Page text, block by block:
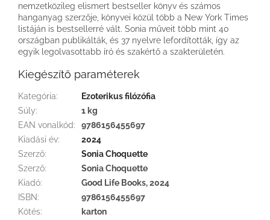
nemzetközileg elismert bestseller könyv és számos
hanganyag szerzője, könyvei közül több a New York Times
listáján is bestsellerré vált. Sonia műveit több mint 40
országban publikálták, és 37 nyelvre lefordították, így az
egyik legolvasottabb író és szakértő a szakterületén.
Kiegészítő paraméterek
Kategória:
Ezoterikus filózófia
Súly:
1 kg
EAN vonalkód:
9786156455697
Kiadási év:
2024
Szerző:
Sonia Choquette
Szerző:
Sonia Choquette
Kiadó:
Good Life Books, 2024
ISBN:
9786156455697
Kötés:
karton